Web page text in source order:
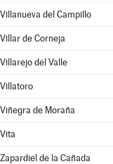
Villanueva del Campillo
Villar de Corneja
Villarejo del Valle
Villatoro
Viñegra de Moraña
Vita
Zapardiel de la Cañada